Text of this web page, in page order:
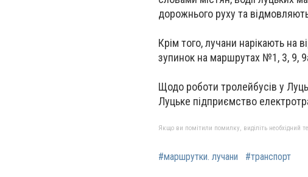
дорожнього руху та
Крім того, лучани нарікають на
зупинок на маршрутах №1, 3, 9,
Щодо роботи тролейбусів у
Луцьке підприємство
Якщо ви помітили помилку, виділіть необхідний
#маршрутки. лучани #транспорт